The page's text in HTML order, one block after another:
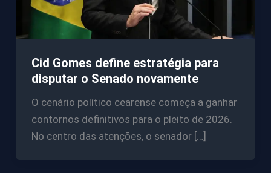
Cid Gomes define estratégia para
disputar o Senado novamente
O cenário político cearense começa a ganhar
contornos definitivos para o pleito de 2026.
No centro das atenções, o senador […]